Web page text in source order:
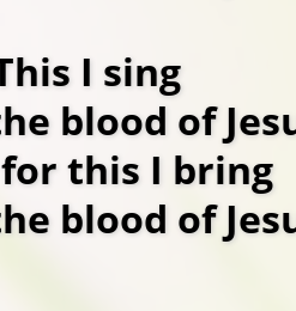
I sing
blood of
this I bring
blood of